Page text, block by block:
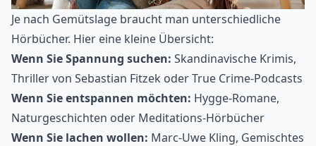
Je nach Gemütslage braucht man unterschiedliche
Hörbücher. Hier eine kleine Übersicht:
Wenn Sie Spannung suchen: Skandinavische Krimis,
Thriller von Sebastian Fitzek oder True Crime-Podcasts
Wenn Sie entspannen möchten: Hygge-Romane,
Naturgeschichten oder Meditations-Hörbücher
Wenn Sie lachen wollen: Marc-Uwe Kling, Gemischtes